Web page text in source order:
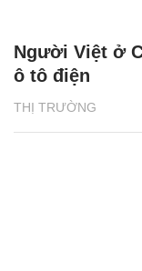
THỊ TRƯỜNG
Người Việt ở
ô tô điện